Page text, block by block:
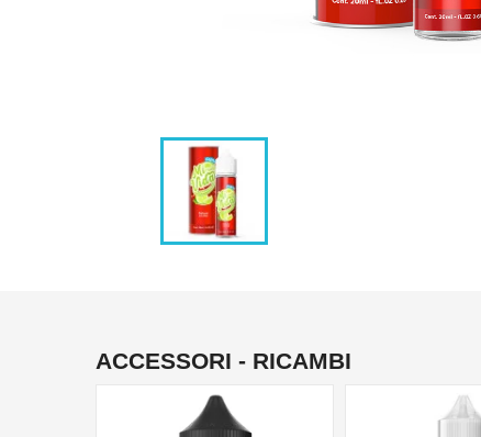
ACCESSORI - RICAMBI